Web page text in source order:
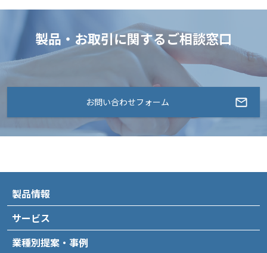
製品・お取引に関するご相談窓口
お問い合わせフォーム
製品情報
サービス
業種別提案・事例